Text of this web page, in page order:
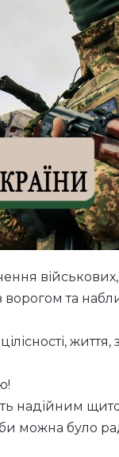
ворогом та
надійним
можна було